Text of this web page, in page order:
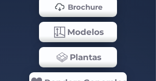
Brochure
Modelos
Plantas